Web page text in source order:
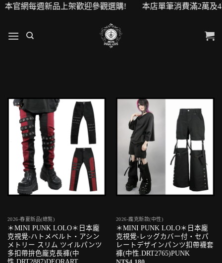
每週新品上架歡迎參觀選購! 本店單筆消費滿2萬及4萬
2026-春夏新品(總覧)
＊MINI PUNK LOLO＊日本龐
克視覺-ハトメベルト・アシン
メトリー スリム ツイルパンツ
多扣帶拚色龐克長褲(中
2026-龐克新款(中性)
＊MINI PUNK LOLO＊日本龐
克視覺-レッグカバー付・セパ
レートデザインパンツ扣帶襪套
褲(中性.DRT2765)PUNK